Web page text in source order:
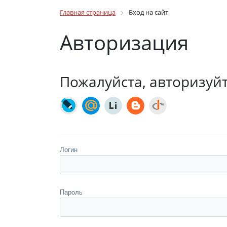
Главная страница Вход на сайт
Авторизация
Пожалуйста,
Логин
Пароль